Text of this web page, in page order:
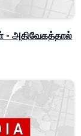
- அதிவேகத்தால்